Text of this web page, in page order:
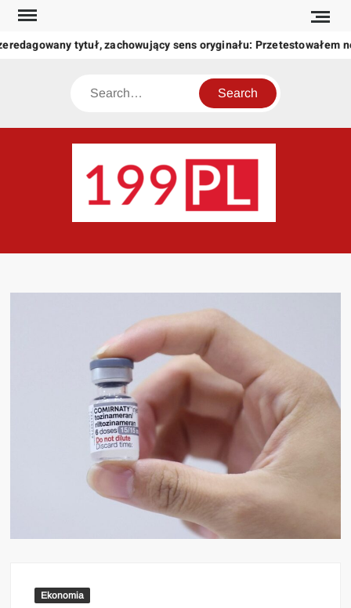
Skip
content
tytuł, zachowujący sens oryginału: Przetestowałem
Search
świat
Ekonomia